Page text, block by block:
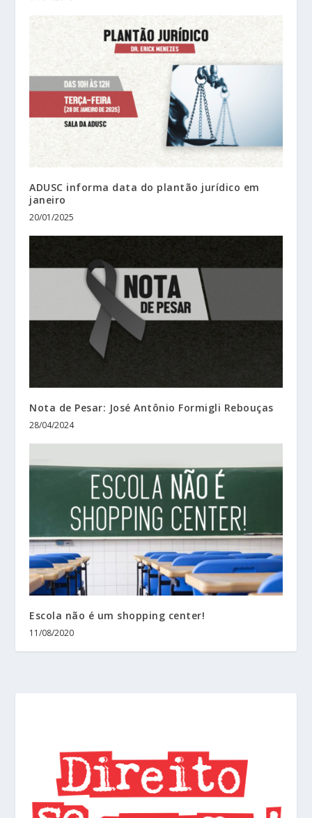
ADUSC informa data do plantão jurídico em
janeiro
20/01/2025
Nota de Pesar: José Antônio Formigli Rebouças
28/04/2024
Escola não é um shopping center!
11/08/2020